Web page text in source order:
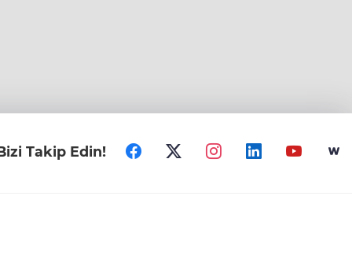
Takip Edin!